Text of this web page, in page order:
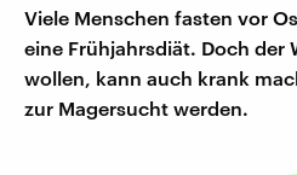
Viele Menschen fasten vor
eine Frühjahrsdiät. Doch der
wollen, kann auch krank
zur Magersucht werden.